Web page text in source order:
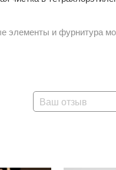
элементы и фурнитура
Ваш отзыв